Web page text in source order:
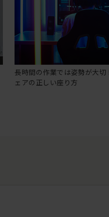
長時間の作業では姿勢が大切
ェアの正しい座り方